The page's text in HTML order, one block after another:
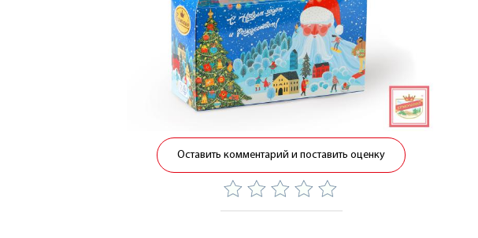
Оставить комментарий и поставить оценку